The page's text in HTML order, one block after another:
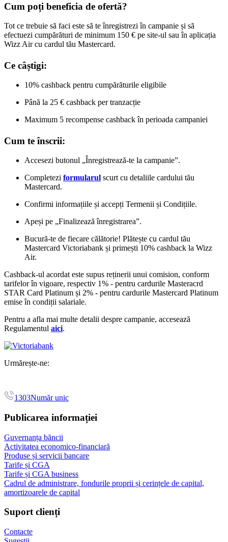
Cum poți beneficia de ofertă?
Tot ce trebuie să faci este să te înregistrezi în campanie și să
efectuezi cumpărături de minimum 150 € pe site-ul sau în aplicația
Wizz Air cu cardul tău Mastercard.
Ce câștigi:
10% cashback pentru cumpărăturile eligibile
Până la 25 € cashback per tranzacție
Maximum 5 recompense cashback în perioada campaniei
Cum te înscrii:
Accesezi butonul „Înregistrează-te la campanie”.
Completezi formularul scurt cu detaliile cardului tău
Mastercard.
Confirmi informațiile și accepți Termenii și Condițiile.
Apeși pe „Finalizează înregistrarea”.
Bucură-te de fiecare călătorie! Plătește cu cardul tău
Mastercard Victoriabank și primești 10% cashback la Wizz
Air.
Cashback-ul acordat este supus reținerii unui comision, conform
tarifelor în vigoare, respectiv 1% - pentru cardurile Masteracrd
STAR Card Platinum și 2% - pentru cardurile Mastercard Platinum
emise în condiții salariale.
Pentru a afla mai multe detalii despre campanie, accesează
Regulamentul aici.
Urmărește-ne:
1303Număr unic
Publicarea informației
Guvernanța băncii
Activitatea economico-financiară
Produse și servicii bancare
Tarife și CGA
Tarife și CGA business
Cadrul de administrare, fondurile proprii și cerințele de capital,
amortizoarele de capital
Suport clienți
Contacte